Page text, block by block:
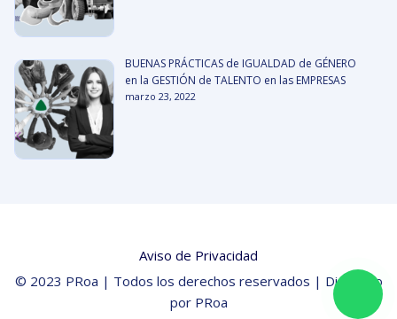
BUENAS PRÁCTICAS de IGUALDAD de GÉNERO
en la GESTIÓN de TALENTO en las EMPRESAS
marzo 23, 2022
Aviso de Privacidad
© 2023 PRoa | Todos los derechos reservados | Diseñado
por PRoa